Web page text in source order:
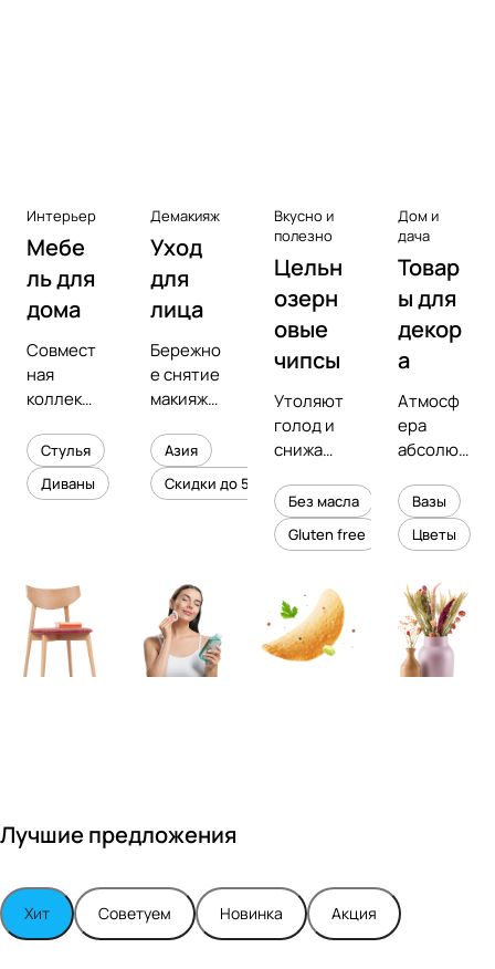
Интерьер
Мебе
ль для
дома
Совмест
ная
коллекц
предмет
ным
дизайне
Турским
Стулья
Диваны
Демакияж
Уход
для
лица
Бережно
е снятие
макияжа
увлажне
ние
кожи
Азия
Скидки до 50%
Вкусно и
полезно
Цельн
озерн
овые
чипсы
Утоляют
голод и
снижают
холесте
рина
Без масла
Gluten free
Дом и
дача
Товар
ы для
декор
а
Атмосф
ера
абсолют
уюта в
вашем
интерье
Вазы
Цветы
Лучшие предложения
Хит Советуем Новинка Акция